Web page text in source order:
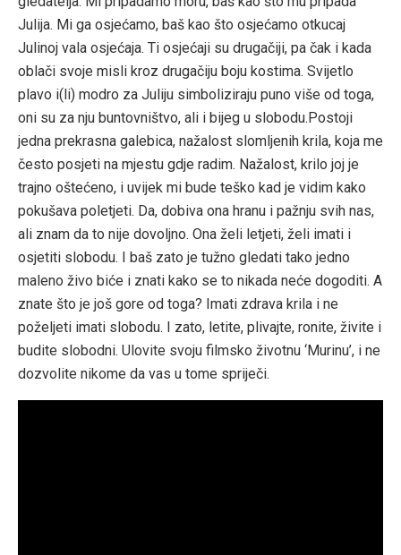
Julija. Mi ga osjećamo, baš kao što osjećamo otkucaj
Julinoj vala osjećaja. Ti osjećaji su drugačiji, pa čak i kada
oblači svoje misli kroz drugačiju boju kostima. Svijetlo
plavo i(li) modro za Juliju simboliziraju puno više od toga,
oni su za nju buntovništvo, ali i bijeg u slobodu.Postoji
jedna prekrasna galebica, nažalost slomljenih krila, koja me
često posjeti na mjestu gdje radim. Nažalost, krilo joj je
trajno oštećeno, i uvijek mi bude teško kad je vidim kako
pokušava poletjeti. Da, dobiva ona hranu i pažnju svih nas,
ali znam da to nije dovoljno. Ona želi letjeti, želi imati i
osjetiti slobodu. I baš zato je tužno gledati tako jedno
maleno živo biće i znati kako se to nikada neće dogoditi. A
znate što je još gore od toga? Imati zdrava krila i ne
poželjeti imati slobodu. I zato, letite, plivajte, ronite, živite i
budite slobodni. Ulovite svoju filmsko životnu ‘Murinu’, i ne
dozvolite nikome da vas u tome spriječi.